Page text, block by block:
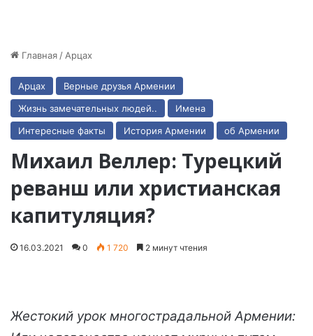
Главная / Арцах
Арцах
Верные друзья Армении
Жизнь замечательных людей..
Имена
Интересные факты
История Армении об Армении
Михаил Веллер: Турецкий
реванш или христианская
капитуляция?
16.03.2021 0 1 720 2 минут чтения
Жестокий урок многострадальной Армении: